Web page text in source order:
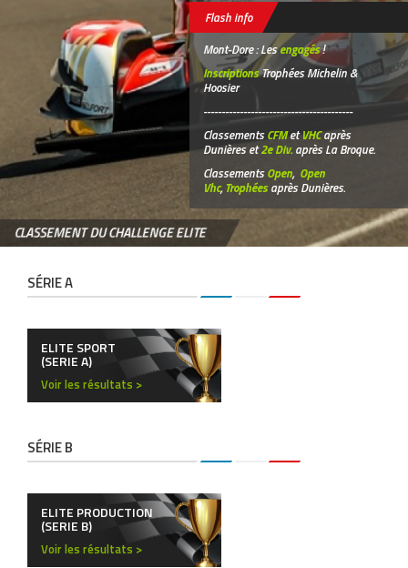
Flash info
Mont-Dore : Lesengagés!
InscriptionsTrophées Michelin &
Hoosier
-----------------------------------------
ClassementsCFMetVHCaprès
Dunières et2e Div. après La Broque.
ClassementsOpen, Open
Vhc, Trophéesaprès Dunières.
CLASSEMENT DU CHALLENGE ELITE
SÉRIE A
ELITE SPORT
(SERIE A)
Voir les résultats >
SÉRIE B
ELITE PRODUCTION
(SERIE B)
Voir les résultats >